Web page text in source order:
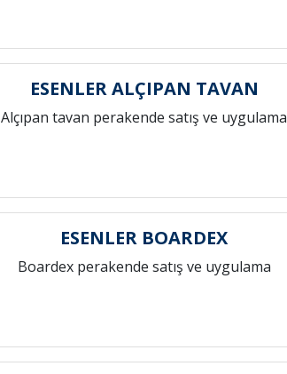
ESENLER ALÇIPAN TAVAN
Alçıpan tavan perakende satış ve uygulama
ESENLER BOARDEX
Boardex perakende satış ve uygulama